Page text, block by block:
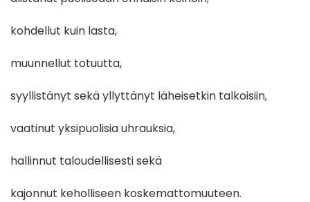
kohdellut kuin lasta,
muunnellut totuutta,
syyllistänyt sekä yllyttänyt läheisetkin talkoisiin,
vaatinut yksipuolisia uhrauksia,
hallinnut taloudellisesti sekä
kajonnut keholliseen koskemattomuuteen.